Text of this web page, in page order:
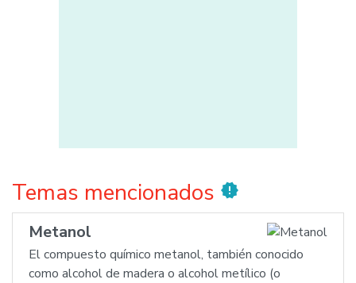
Temas mencionados new_releases
Metanol
El compuesto químico metanol, también conocido
como alcohol de madera o alcohol metílico (o